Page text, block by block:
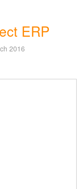
ERP
2016